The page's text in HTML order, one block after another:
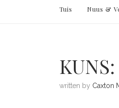
Tuis Nuus &
written by Caxton